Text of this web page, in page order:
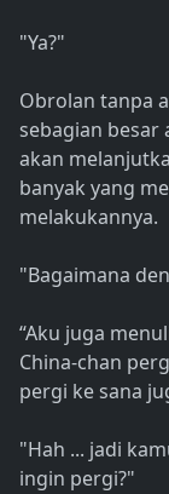
"Ya?"
Obrolan tanpa
sebagian besar
akan
banyak yang
melakukannya.
"Bagaimana
“Aku juga
China-chan
pergi ke sana
"Hah ... jadi
ingin pergi?"